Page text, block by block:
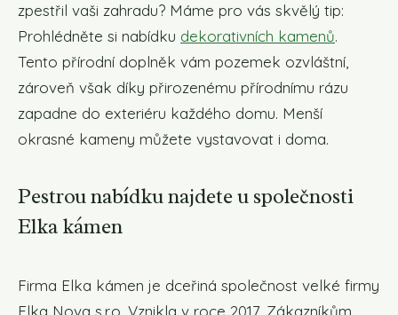
zpestřil vaši zahradu? Máme pro vás skvělý tip:
Prohlédněte si nabídku dekorativních kamenů.
Tento přírodní doplněk vám pozemek ozvláštní,
zároveň však díky přirozenému přírodnímu rázu
zapadne do exteriéru každého domu. Menší
okrasné kameny můžete vystavovat i doma.
Pestrou nabídku najdete u společnosti
Elka kámen
Firma Elka kámen je dceřiná společnost velké firmy
Elka Nova s.r.o. Vznikla v roce 2017. Zákazníkům